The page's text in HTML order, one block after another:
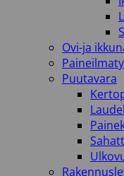
Ovi-ja
Puutavara